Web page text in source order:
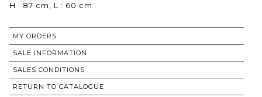
MY ORDERS
SALE INFORMATION
SALES CONDITIONS
RETURN TO CATALOGUE